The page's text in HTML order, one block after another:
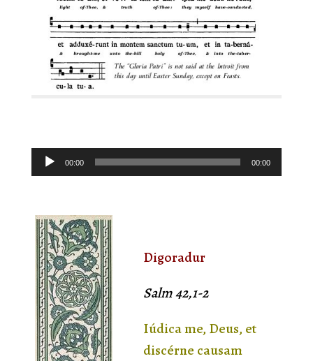
eur
audio
Lecteur
audio
00:00 00:00
Digoradur
Salm 42,1-2
Iúdica me, Deus, et
discérne causam